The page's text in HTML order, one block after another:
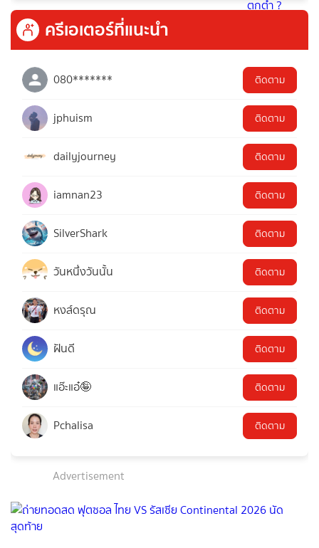
ครีเอเตอร์ที่แนะนำ
080******* ติดตาม
jphuism ติดตาม
dailyjourney ติดตาม
iamnan23 ติดตาม
SilverShark ติดตาม
วันหนึ่งวันนั้น ติดตาม
หงส์ดรุณ ติดตาม
ฝันดี ติดตาม
แอ๊ะแอ๋🤪 ติดตาม
Pchalisa ติดตาม
Advertisement